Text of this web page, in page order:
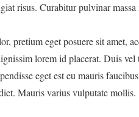
risus. Curabitur pulvinar
pretium eget posuere sit amet,
lorem id placerat. Duis
eget est eu mauris
Mauris varius vulputate mollis.